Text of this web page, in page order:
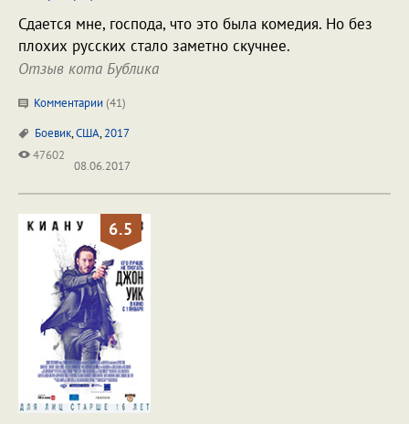
Сдается мне, господа, что это была комедия. Но без
плохих русских стало заметно скучнее.
Отзыв кота Бублика
Комментарии (41)
Боевик,США,2017
47602
08.06.2017
6.5